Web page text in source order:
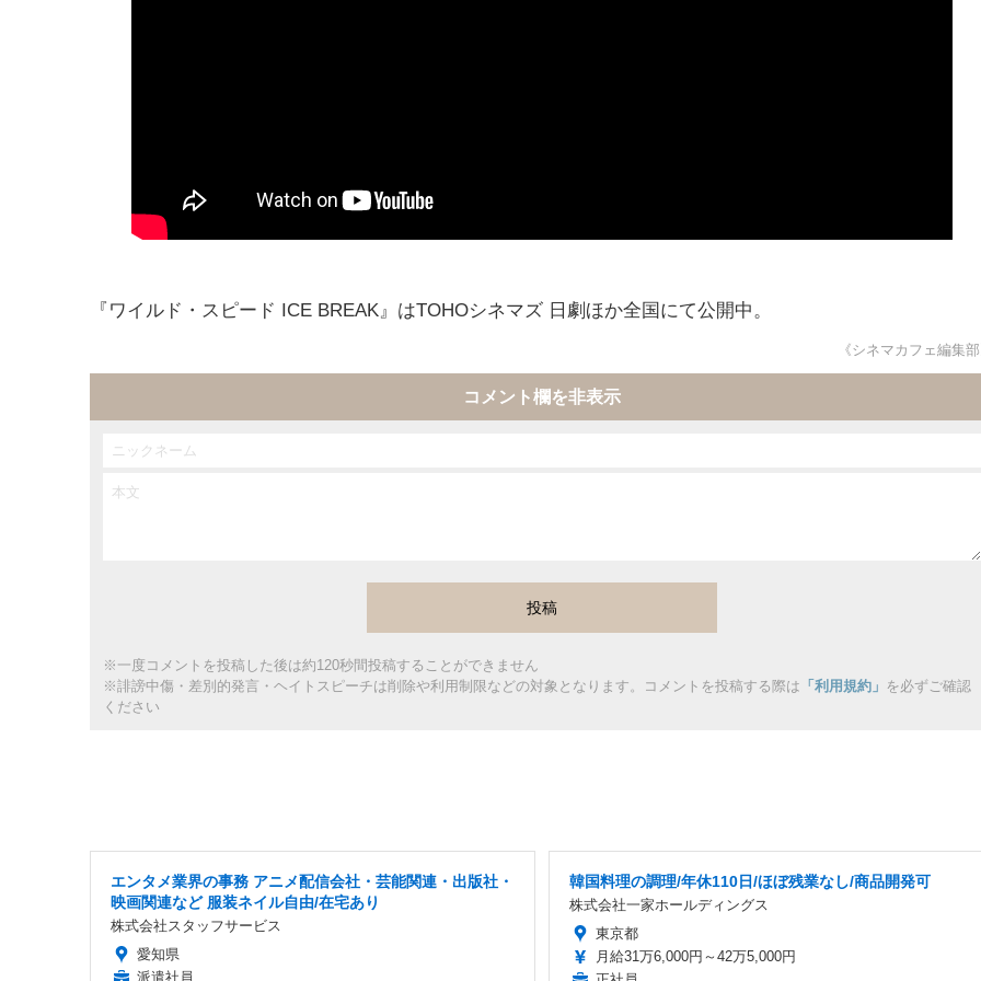
『ワイルド・スピード ICE BREAK』はTOHOシネマズ 日劇ほか全国にて公開中。
《シネマカフェ編集
コメント欄を非表示
※一度コメントを投稿した後は約120秒間投稿することができません
※誹謗中傷・差別的発言・ヘイトスピーチは削除や利用制限などの対象となります。コメントを投稿する際は 「利用規約」 を必ずご確認
ください
エンタメ業界の事務 アニメ配信会社・芸能関連・出版社・
映画関連など 服装ネイル自由/在宅あり
株式会社スタッフサービス
愛知県
派遣社員
韓国料理の調理/年休110日/ほぼ残業なし/商品開発可
株式会社一家ホールディングス
東京都
月給31万6,000円～42万5,000円